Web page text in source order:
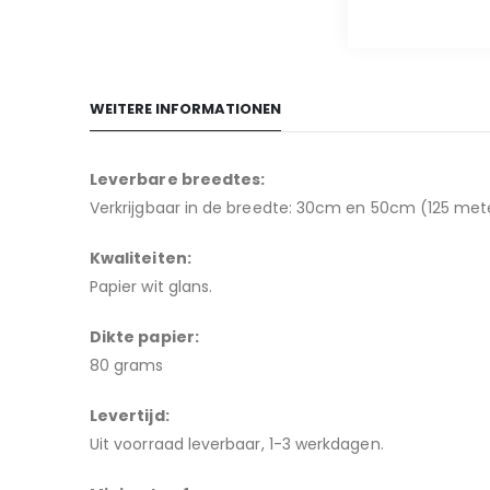
WEITERE INFORMATIONEN
Leverbare breedtes:
Verkrijgbaar in de breedte: 30cm en 50cm (125
Kwaliteiten:
Papier wit glans.
Dikte papier:
80 grams
Levertijd:
Uit voorraad leverbaar, 1-3 werkdagen.